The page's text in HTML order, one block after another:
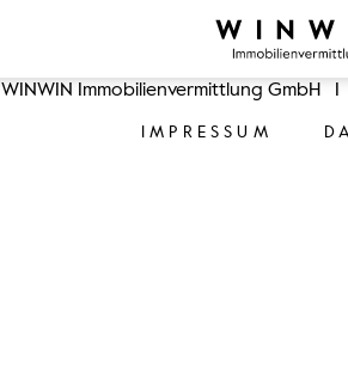
WINWIN Immobilienvermittlung GmbH
IMPRESSUM